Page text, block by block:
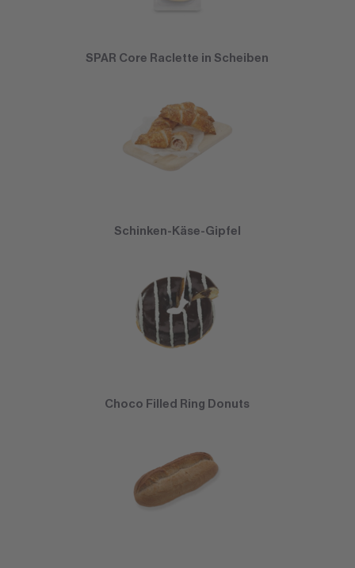
SPAR Core Raclette in Scheiben
Schinken-Käse-Gipfel
Choco Filled Ring Donuts